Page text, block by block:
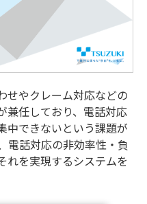
せやクレーム対応などの
兼任しており、電話対応
中できないという課題が
電話対応の非効率性・負
れを実現するシステムを